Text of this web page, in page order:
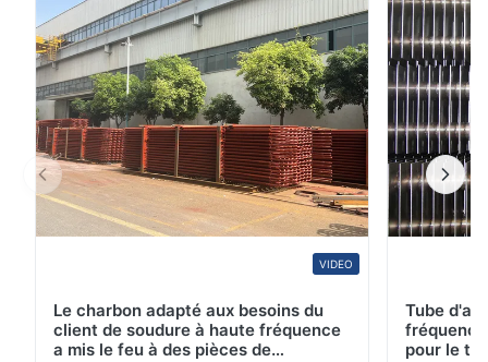
une autre fonction utile comme préchauffer un ...
VIDEO
Le charbon adapté aux besoins du
client de soudure à haute fréquence
a mis le feu à des pièces de
Tube
pour le